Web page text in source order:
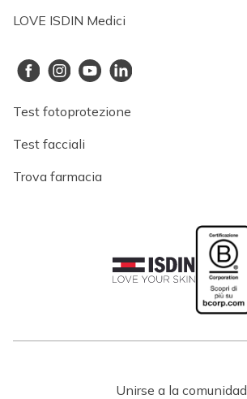
LOVE ISDIN Medici
Test fotoprotezione
Test facciali
Trova farmacia
Unirse a la comunidad